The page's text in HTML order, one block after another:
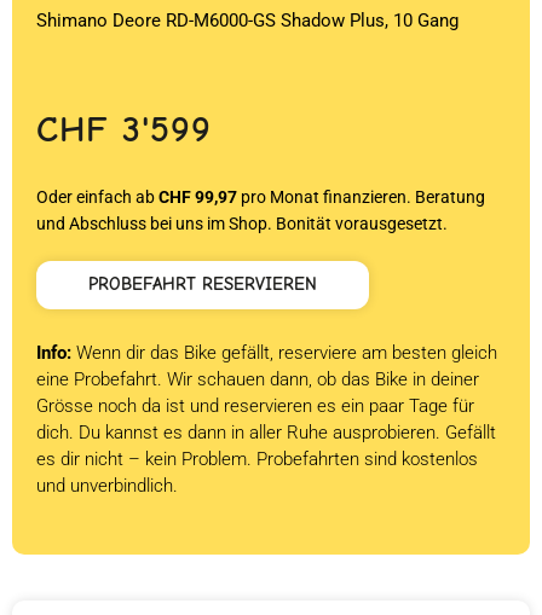
Shimano Deore RD-M6000-GS Shadow Plus, 10 Gang
CHF 3'599
Oder einfach abCHF 99,97 pro Monat finanzieren. Beratung
und Abschluss bei uns im Shop. Bonität vorausgesetzt.
PROBEFAHRT RESERVIEREN
Info: Wenn dir das Bike gefällt, reserviere am besten gleich
eine Probefahrt. Wir schauen dann, ob das Bike in deiner
Grösse noch da ist und reservieren es ein paar Tage für
dich. Du kannst es dann in aller Ruhe ausprobieren. Gefällt
es dir nicht – kein Problem. Probefahrten sind kostenlos
und unverbindlich.